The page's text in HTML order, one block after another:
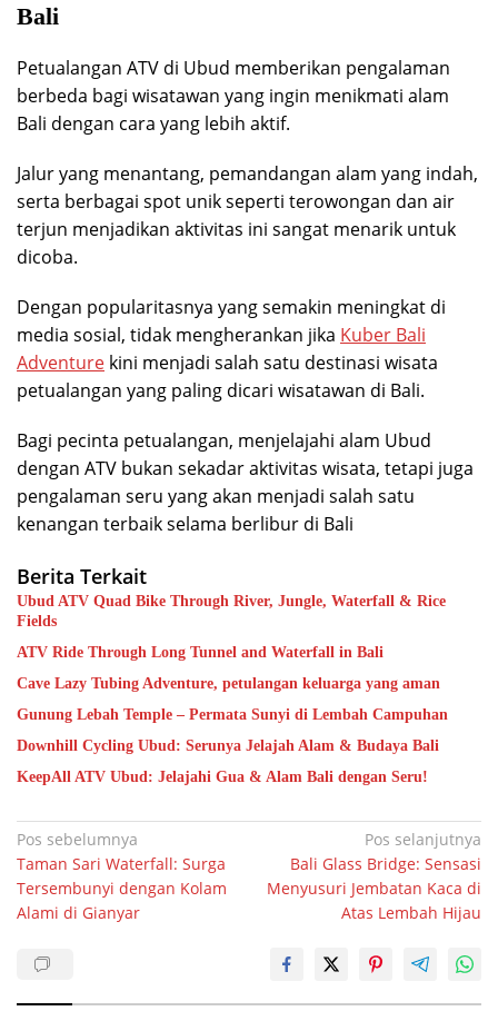
Bali
Petualangan ATV di Ubud memberikan pengalaman
berbeda bagi wisatawan yang ingin menikmati alam
Bali dengan cara yang lebih aktif.
Jalur yang menantang, pemandangan alam yang indah,
serta berbagai spot unik seperti terowongan dan air
terjun menjadikan aktivitas ini sangat menarik untuk
dicoba.
Dengan popularitasnya yang semakin meningkat di
media sosial, tidak mengherankan jika Kuber Bali
Adventure kini menjadi salah satu destinasi wisata
petualangan yang paling dicari wisatawan di Bali.
Bagi pecinta petualangan, menjelajahi alam Ubud
dengan ATV bukan sekadar aktivitas wisata, tetapi juga
pengalaman seru yang akan menjadi salah satu
kenangan terbaik selama berlibur di Bali
Berita Terkait
Ubud ATV Quad Bike Through River, Jungle, Waterfall & Rice
Fields
ATV Ride Through Long Tunnel and Waterfall in Bali
Cave Lazy Tubing Adventure, petulangan keluarga yang aman
Gunung Lebah Temple – Permata Sunyi di Lembah Campuhan
Downhill Cycling Ubud: Serunya Jelajah Alam & Budaya Bali
KeepAll ATV Ubud: Jelajahi Gua & Alam Bali dengan Seru!
Navigasi
pos
Pos sebelumnya
Taman Sari Waterfall: Surga
Tersembunyi dengan Kolam
Alami di Gianyar
Pos selanjutnya
Bali Glass Bridge: Sensasi
Menyusuri Jembatan Kaca di
Atas Lembah Hijau